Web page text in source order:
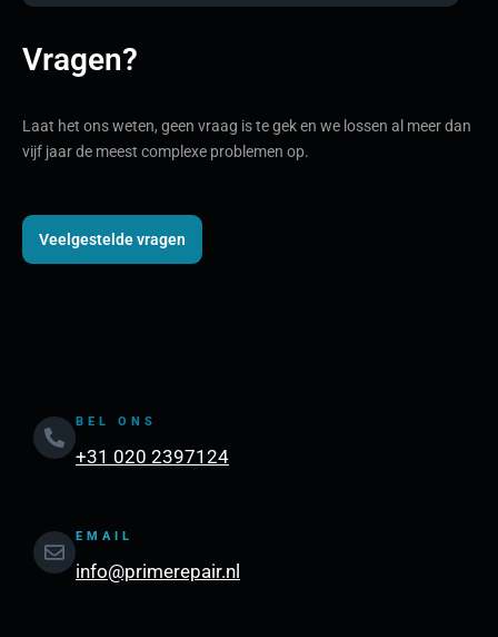
Vragen?
Laat het ons weten, geen vraag is te gek en we lossen al meer dan
vijf jaar de meest complexe problemen op.
Veelgestelde vragen
BEL ONS
+31 020 2397124
EMAIL
info@primerepair.nl